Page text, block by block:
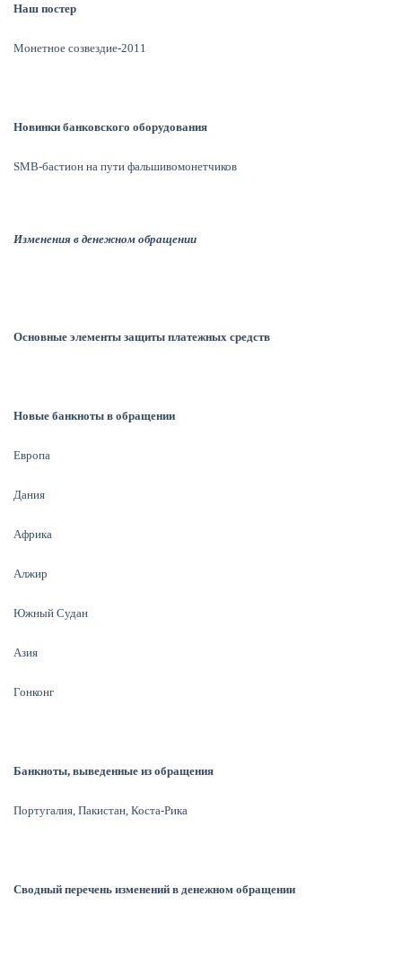
Наш постер
Монетное созвездие-2011
Новинки банковского оборудования
SMB-бастион на пути фальшивомонетчиков
Изменения в денежном обращении
Основные элементы защиты платежных средств
Новые банкноты в обращении
Европа
Дания
Африка
Алжир
Южный Судан
Азия
Гонконг
Банкноты, выведенные из обращения
Португалия, Пакистан, Коста-Рика
Сводный перечень изменений в денежном обращении